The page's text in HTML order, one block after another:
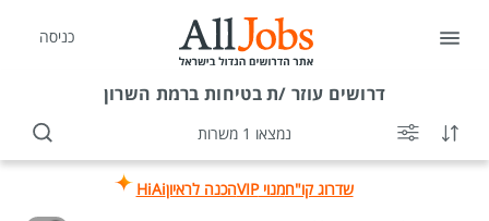
כניסה
דרושים עוזר /ת בטיחות ברמת השרון
נמצאו 1 משרות
שדרוג קו"חמנוי VIP הכנה לראיוןHiAi